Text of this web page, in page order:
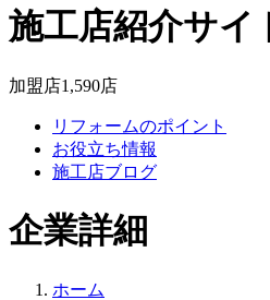
施工店紹介サイ
加盟店1,590店
リフォームのポイント
お役立ち情報
施工店ブログ
企業詳細
ホーム